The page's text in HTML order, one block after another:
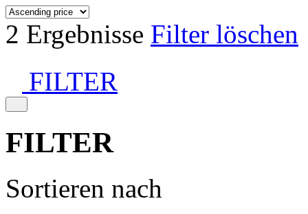
2 Ergebnisse Filter löschen
FILTER
FILTER
Sortieren nach